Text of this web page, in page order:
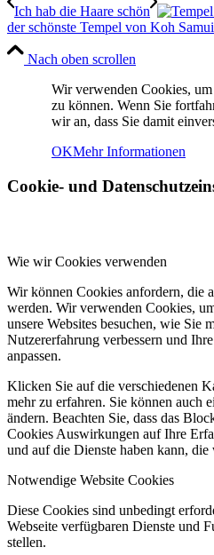
Ich hab die Haare schön
der schönste Tempel von Koh Samui
Nach oben scrollen
Wir verwenden Cookies,
zu können. Wenn Sie
wir an, dass Sie damit
OKMehr Informationen
Cookie- und
Wie wir Cookies verwenden
Wir können Cookies anfordern, die
werden. Wir verwenden Cookies,
unsere Websites besuchen, wie Sie
Nutzererfahrung verbessern und
anpassen.
Klicken Sie auf die verschiedenen
mehr zu erfahren. Sie können auch
ändern. Beachten Sie, dass das
Cookies Auswirkungen auf Ihre
und auf die Dienste haben kann,
Notwendige Website Cookies
Diese Cookies sind unbedingt
Webseite verfügbaren Dienste und
stellen.